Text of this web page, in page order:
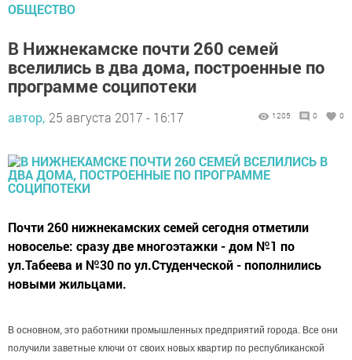
ОБЩЕСТВО
В Нижнекамске почти 260 семей
вселились в два дома, построенные по
программе соципотеки
автор, 25 августа 2017 - 16:17 1205 0 0
Почти 260 нижнекамских семей сегодня отметили
новоселье: сразу две многоэтажки - дом №1 по
ул.Табеева и №30 по ул.Студенческой - пополнились
новыми жильцами.
В основном, это работники промышленных предприятий города. Все они
получили заветные ключи от своих новых квартир по республиканской